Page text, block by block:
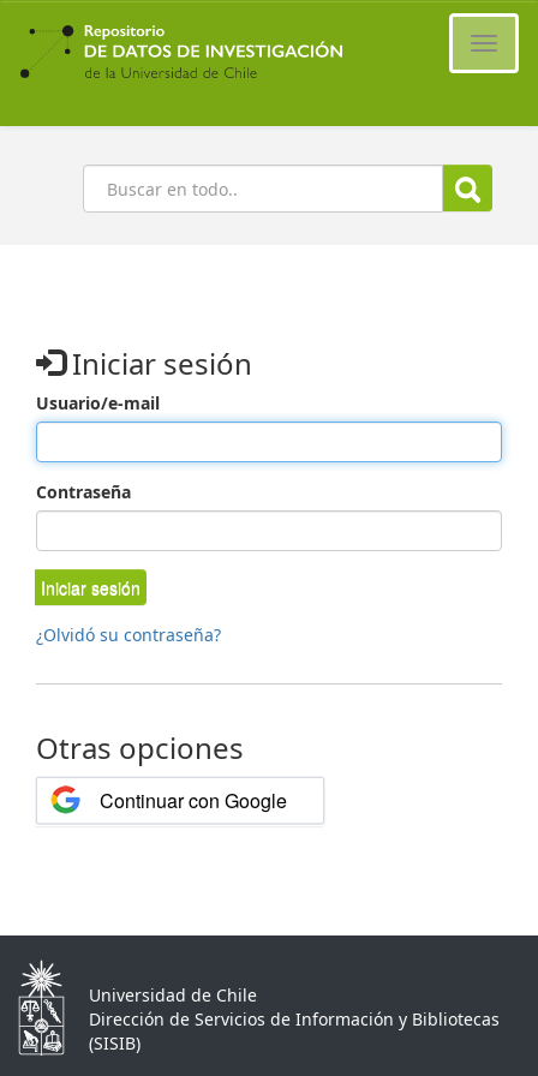
Ir
contenido
principal
Buscar
Iniciar sesión
Usuario/e-mail
Contraseña
Iniciar sesión
¿Olvidó su contraseña?
Otras opciones
Continuar con Google
Universidad de Chile
Dirección de Servicios de Información y Bibliotecas
(SISIB)